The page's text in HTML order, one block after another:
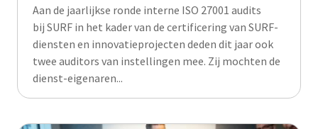
Aan de jaarlijkse ronde interne ISO 27001 audits
bij SURF in het kader van de certificering van SURF-
diensten en innovatieprojecten deden dit jaar ook
twee auditors van instellingen mee. Zij mochten de
dienst-eigenaren...